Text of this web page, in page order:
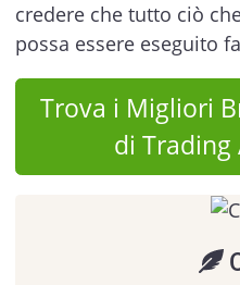
credere che tutto ciò
possa essere eseguito
Trova i Migliori
di